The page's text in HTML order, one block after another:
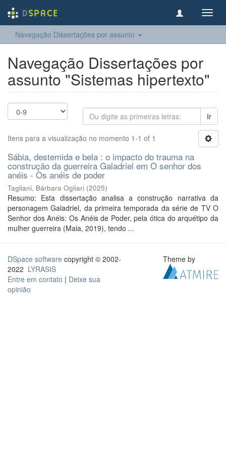
Navegação Dissertações por assunto
Navegação Dissertações por
assunto "Sistemas hipertexto"
Ir
Itens para a visualização no momento 1-1 of 1
Sábia, destemida e bela : o impacto do trauma na
construção da guerreira Galadriel em O senhor dos
anéis - Os anéis de poder
Tagliani, Bárbara Ogliari (2025)
Resumo: Esta dissertação analisa a construção narrativa da
personagem Galadriel, da primeira temporada da série de TV O
Senhor dos Anéis: Os Anéis de Poder, pela ótica do arquétipo da
mulher guerreira (Maia, 2019), tendo ...
DSpace software copyright © 2002-
2022 LYRASIS
Entre em contato | Deixe sua
opinião
Theme by